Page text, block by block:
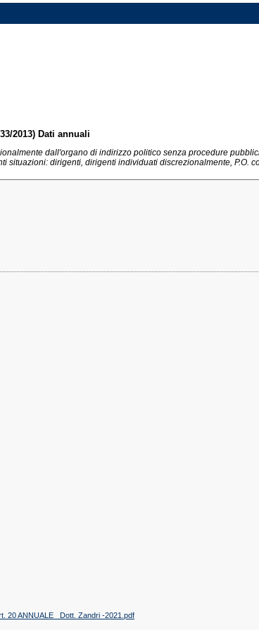
2013) Dati annuali
dall'organo di indirizzo politico senza procedure
dirigenti, dirigenti individuati discrezionalmente, P.O.
20 ANNUALE_ Dott. Zandri -2021.pdf